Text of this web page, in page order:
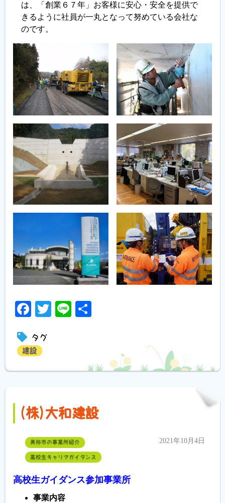
は、「創業６７年」お客様に安心・安全を提供で
きるように社員が一丸となって努めている会社な
のです。
Facebook
Twitter
Line
タグ
建設
(株)大和建設
美祢市の事業所紹介
高校生キャリアガイダンス
2021年10月4日
高校生ガイダンス参加事業所
事業内容